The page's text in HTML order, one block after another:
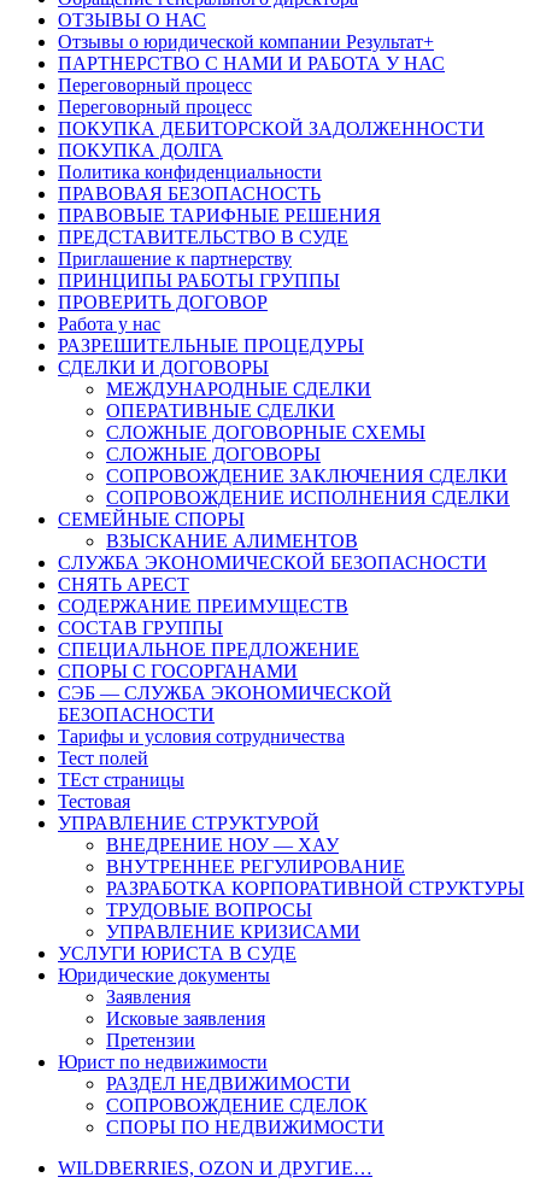
ОТЗЫВЫ О НАС
Отзывы о юридической компании Результат+
ПАРТНЕРСТВО С НАМИ И РАБОТА У НАС
Переговорный процесс
Переговорный процесс
ПОКУПКА ДЕБИТОРСКОЙ ЗАДОЛЖЕННОСТИ
ПОКУПКА ДОЛГА
Политика конфиденциальности
ПРАВОВАЯ БЕЗОПАСНОСТЬ
ПРАВОВЫЕ ТАРИФНЫЕ РЕШЕНИЯ
ПРЕДСТАВИТЕЛЬСТВО В СУДЕ
Приглашение к партнерству
ПРИНЦИПЫ РАБОТЫ ГРУППЫ
ПРОВЕРИТЬ ДОГОВОР
Работа у нас
РАЗРЕШИТЕЛЬНЫЕ ПРОЦЕДУРЫ
СДЕЛКИ И ДОГОВОРЫ
МЕЖДУНАРОДНЫЕ СДЕЛКИ
ОПЕРАТИВНЫЕ СДЕЛКИ
СЛОЖНЫЕ ДОГОВОРНЫЕ СХЕМЫ
СЛОЖНЫЕ ДОГОВОРЫ
СОПРОВОЖДЕНИЕ ЗАКЛЮЧЕНИЯ СДЕЛКИ
СОПРОВОЖДЕНИЕ ИСПОЛНЕНИЯ СДЕЛКИ
СЕМЕЙНЫЕ СПОРЫ
ВЗЫСКАНИЕ АЛИМЕНТОВ
СЛУЖБА ЭКОНОМИЧЕСКОЙ БЕЗОПАСНОСТИ
СНЯТЬ АРЕСТ
СОДЕРЖАНИЕ ПРЕИМУЩЕСТВ
СОСТАВ ГРУППЫ
СПЕЦИАЛЬНОЕ ПРЕДЛОЖЕНИЕ
СПОРЫ С ГОСОРГАНАМИ
СЭБ — СЛУЖБА ЭКОНОМИЧЕСКОЙ
БЕЗОПАСНОСТИ
Тарифы и условия сотрудничества
Тест полей
ТЕст страницы
Тестовая
УПРАВЛЕНИЕ СТРУКТУРОЙ
ВНЕДРЕНИЕ НОУ — ХАУ
ВНУТРЕННЕЕ РЕГУЛИРОВАНИЕ
РАЗРАБОТКА КОРПОРАТИВНОЙ СТРУКТУРЫ
ТРУДОВЫЕ ВОПРОСЫ
УПРАВЛЕНИЕ КРИЗИСАМИ
УСЛУГИ ЮРИСТА В СУДЕ
Юридические документы
Заявления
Исковые заявления
Претензии
Юрист по недвижимости
РАЗДЕЛ НЕДВИЖИМОСТИ
СОПРОВОЖДЕНИЕ СДЕЛОК
СПОРЫ ПО НЕДВИЖИМОСТИ
WILDBERRIES, OZON И ДРУГИЕ…